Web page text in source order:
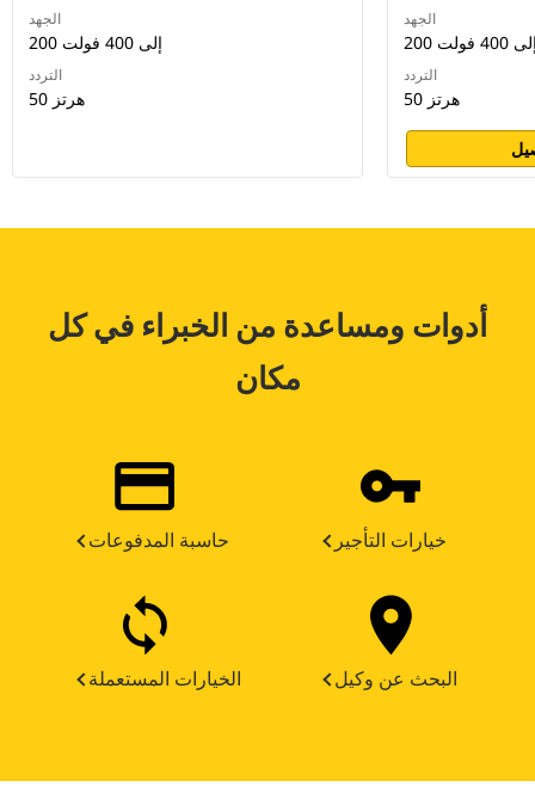
الجهد
200 إلى 400 فولت
التردد
50 هرتز
الجهد
400 فولت
التردد
50 هرتز
أدوات ومساعدة من الخبراء في كل
مكان
حاسبة المدفوعات خيارات التأجير
الخيارات المستعملة البحث عن وكيل